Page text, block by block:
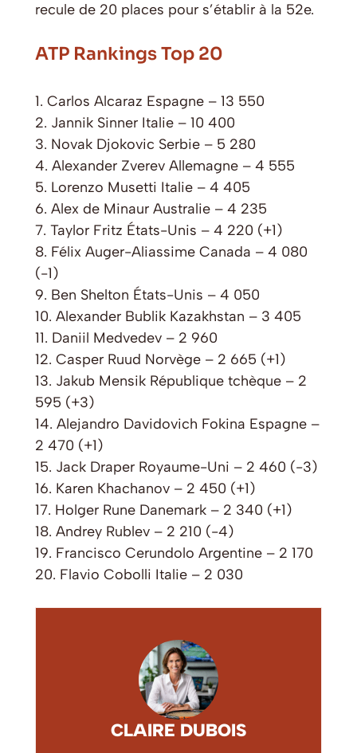
recule de 20 places pour s’établir à la 52e.
ATP Rankings Top 20
1. Carlos Alcaraz Espagne – 13 550
2. Jannik Sinner Italie – 10 400
3. Novak Djokovic Serbie – 5 280
4. Alexander Zverev Allemagne – 4 555
5. Lorenzo Musetti Italie – 4 405
6. Alex de Minaur Australie – 4 235
7. Taylor Fritz États-Unis – 4 220 (+1)
8. Félix Auger-Aliassime Canada – 4 080
(-1)
9. Ben Shelton États-Unis – 4 050
10. Alexander Bublik Kazakhstan – 3 405
11. Daniil Medvedev – 2 960
12. Casper Ruud Norvège – 2 665 (+1)
13. Jakub Mensik République tchèque – 2
595 (+3)
14. Alejandro Davidovich Fokina Espagne –
2 470 (+1)
15. Jack Draper Royaume-Uni – 2 460 (-3)
16. Karen Khachanov – 2 450 (+1)
17. Holger Rune Danemark – 2 340 (+1)
18. Andrey Rublev – 2 210 (-4)
19. Francisco Cerundolo Argentine – 2 170
20. Flavio Cobolli Italie – 2 030
CLAIRE DUBOIS